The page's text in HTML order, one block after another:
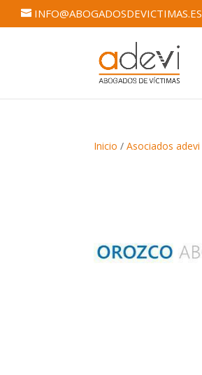
INFO@ABOGADOSDEVICTIMAS.ES
Inicio /Asociados adevi